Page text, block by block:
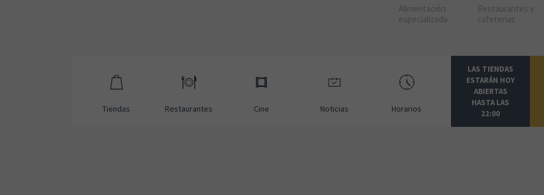
Alimentación
especializada
Restaurantes y
cafeterías
Tiendas Restaurantes Cine Noticias Horarios
LAS TIENDAS
ESTARÁN HOY
ABIERTAS
HASTA LAS
22:00